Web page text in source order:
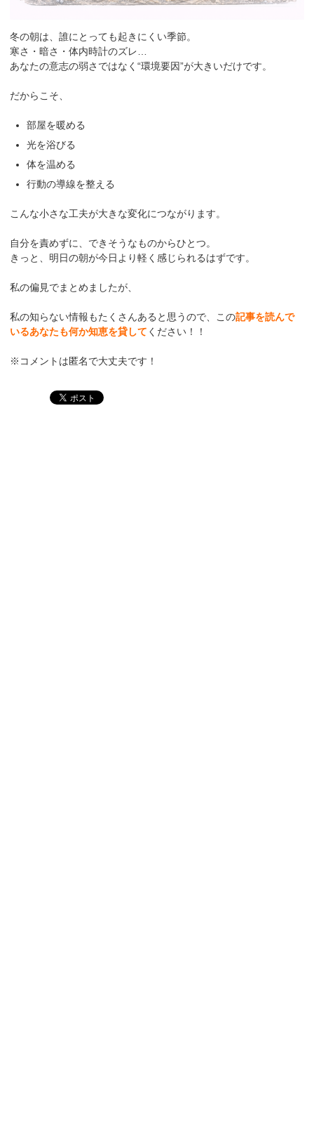
冬の朝は、誰にとっても起きにくい季節。
寒さ・暗さ・体内時計のズレ…
あなたの意志の弱さではなく“環境要因”が大きいだけです。
だからこそ、
部屋を暖める
光を浴びる
体を温める
行動の導線を整える
こんな小さな工夫が大きな変化につながります。
自分を責めずに、できそうなものからひとつ。
きっと、明日の朝が今日より軽く感じられるはずです。
私の偏見でまとめましたが、
私の知らない情報もたくさんあると思うので、この記事を読んで
いるあなたも何か知恵を貸して ください！！
※コメントは匿名で大丈夫です！